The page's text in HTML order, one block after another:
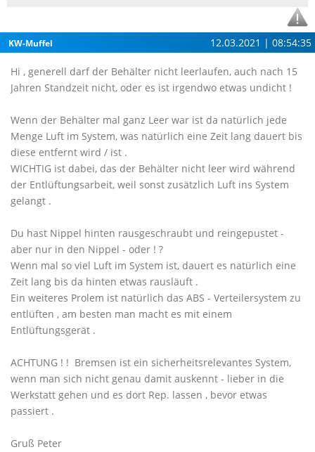
KW-Muffel 12.03.2021 | 08:54:35
Hi , generell darf der Behälter nicht leerlaufen, auch nach 15
Jahren Standzeit nicht, oder es ist irgendwo etwas undicht !
Wenn der Behälter mal ganz Leer war ist da natürlich jede
Menge Luft im System, was natürlich eine Zeit lang dauert bis
diese entfernt wird / ist .
WICHTIG ist dabei, das der Behälter nicht leer wird während
der Entlüftungsarbeit, weil sonst zusätzlich Luft ins System
gelangt .
Du hast Nippel hinten rausgeschraubt und reingepustet -
aber nur in den Nippel - oder ! ?
Wenn mal so viel Luft im System ist, dauert es natürlich eine
Zeit lang bis da hinten etwas rausläuft .
Ein weiteres Prolem ist natürlich das ABS - Verteilersystem zu
entlüften , am besten man macht es mit einem
Entlüftungsgerät .
ACHTUNG ! ! Bremsen ist ein sicherheitsrelevantes System,
wenn man sich nicht genau damit auskennt - lieber in die
Werkstatt gehen und es dort Rep. lassen , bevor etwas
passiert .
Gruß Peter